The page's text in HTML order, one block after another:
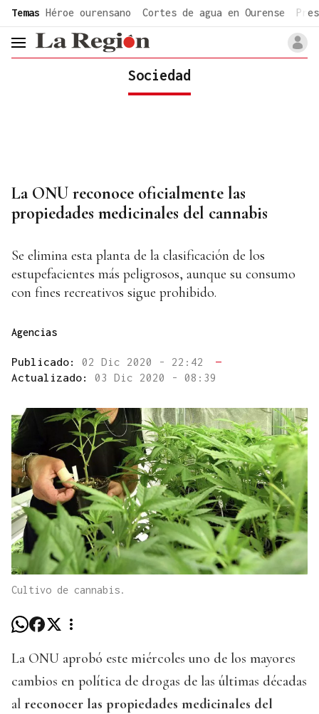
common.go-to-content
Temas Héroe ourensano Cortes de agua en Ourense
header.menu.open
Sociedad
La ONU reconoce oficialmente las
propiedades medicinales del cannabis
Se elimina esta planta de la clasificación de los
estupefacientes más peligrosos, aunque su consumo
con fines recreativos sigue prohibido.
Agencias
Publicado: 02 Dic 2020 - 22:42
—
Actualizado: 03 Dic 2020 - 08:39
Cultivo de cannabis.
La ONU aprobó este miércoles uno de los mayores
cambios en política de drogas de las últimas décadas
al reconocer las propiedades medicinales del